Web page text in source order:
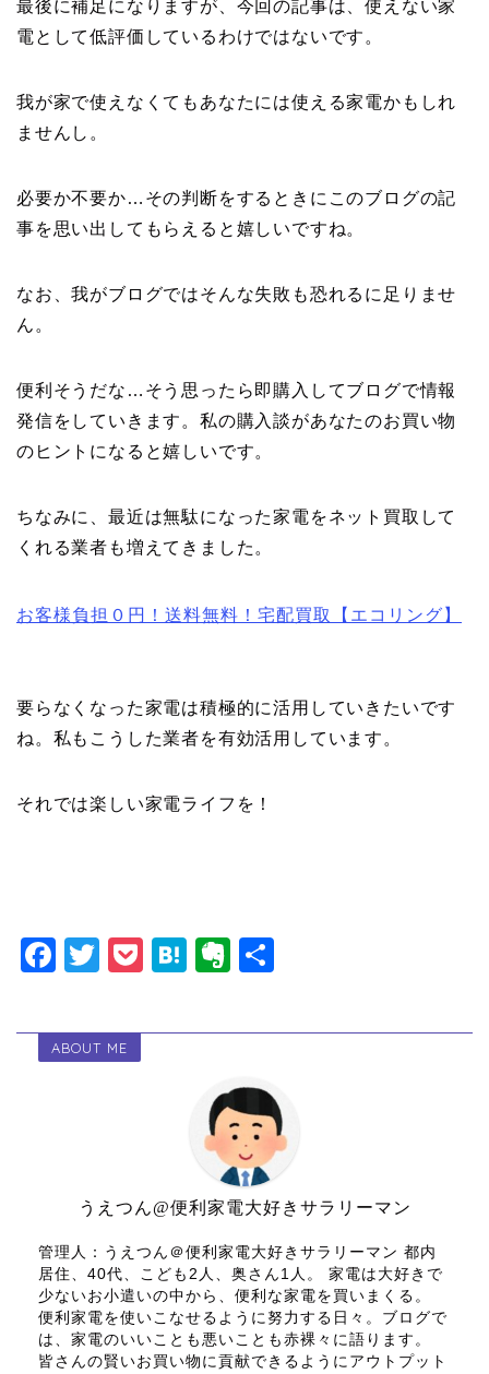
最後に補足になりますが、今回の記事は、使えない家
電として低評価しているわけではないです。
我が家で使えなくてもあなたには使える家電かもしれ
ませんし。
必要か不要か…その判断をするときにこのブログの記
事を思い出してもらえると嬉しいですね。
なお、我がブログではそんな失敗も恐れるに足りませ
ん。
便利そうだな…そう思ったら即購入してブログで情報
発信をしていきます。私の購入談があなたのお買い物
のヒントになると嬉しいです。
ちなみに、最近は無駄になった家電をネット買取して
くれる業者も増えてきました。
お客様負担０円！送料無料！宅配買取【エコリング】
要らなくなった家電は積極的に活用していきたいです
ね。私もこうした業者を有効活用しています。
それでは楽しい家電ライフを！
F
c
e
T
tt
er
P
c
H
e
E
er
ot
e
ABOUT ME
うえつん@便利家電大好きサラリーマン
管理人：うえつん＠便利家電大好きサラリーマン 都内
居住、40代、こども2人、奥さん1人。 家電は大好きで
少ないお小遣いの中から、便利な家電を買いまくる。
便利家電を使いこなせるように努力する日々。ブログで
は、家電のいいことも悪いことも赤裸々に語ります。
皆さんの賢いお買い物に貢献できるようにアウトプット